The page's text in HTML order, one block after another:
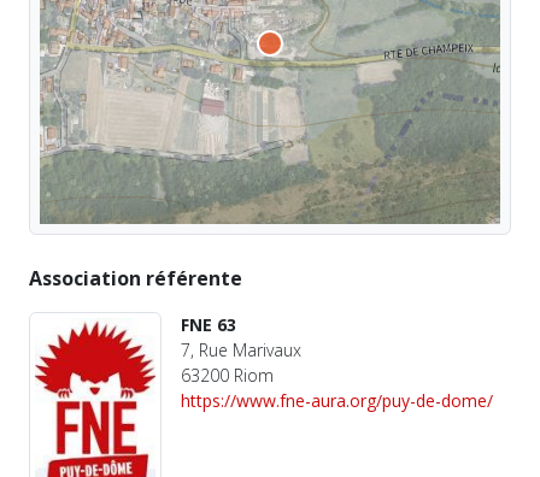
Association référente
FNE 63
7, Rue Marivaux
63200 Riom
https://www.fne-aura.org/puy-de-dome/